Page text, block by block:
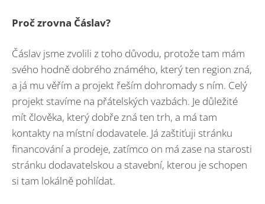
Proč zrovna Čáslav?
Čáslav jsme zvolili z toho důvodu, protože tam mám
svého hodně dobrého známého, který ten region zná,
a já mu věřím a projekt řeším dohromady s ním. Celý
projekt stavíme na přátelských vazbách. Je důležité
mít člověka, který dobře zná ten trh, a má tam
kontakty na místní dodavatele. Já zaštiťuji stránku
financování a prodeje, zatímco on má zase na starosti
stránku dodavatelskou a stavební, kterou je schopen
si tam lokálně pohlídat.